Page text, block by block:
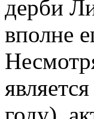
дерби
вполне